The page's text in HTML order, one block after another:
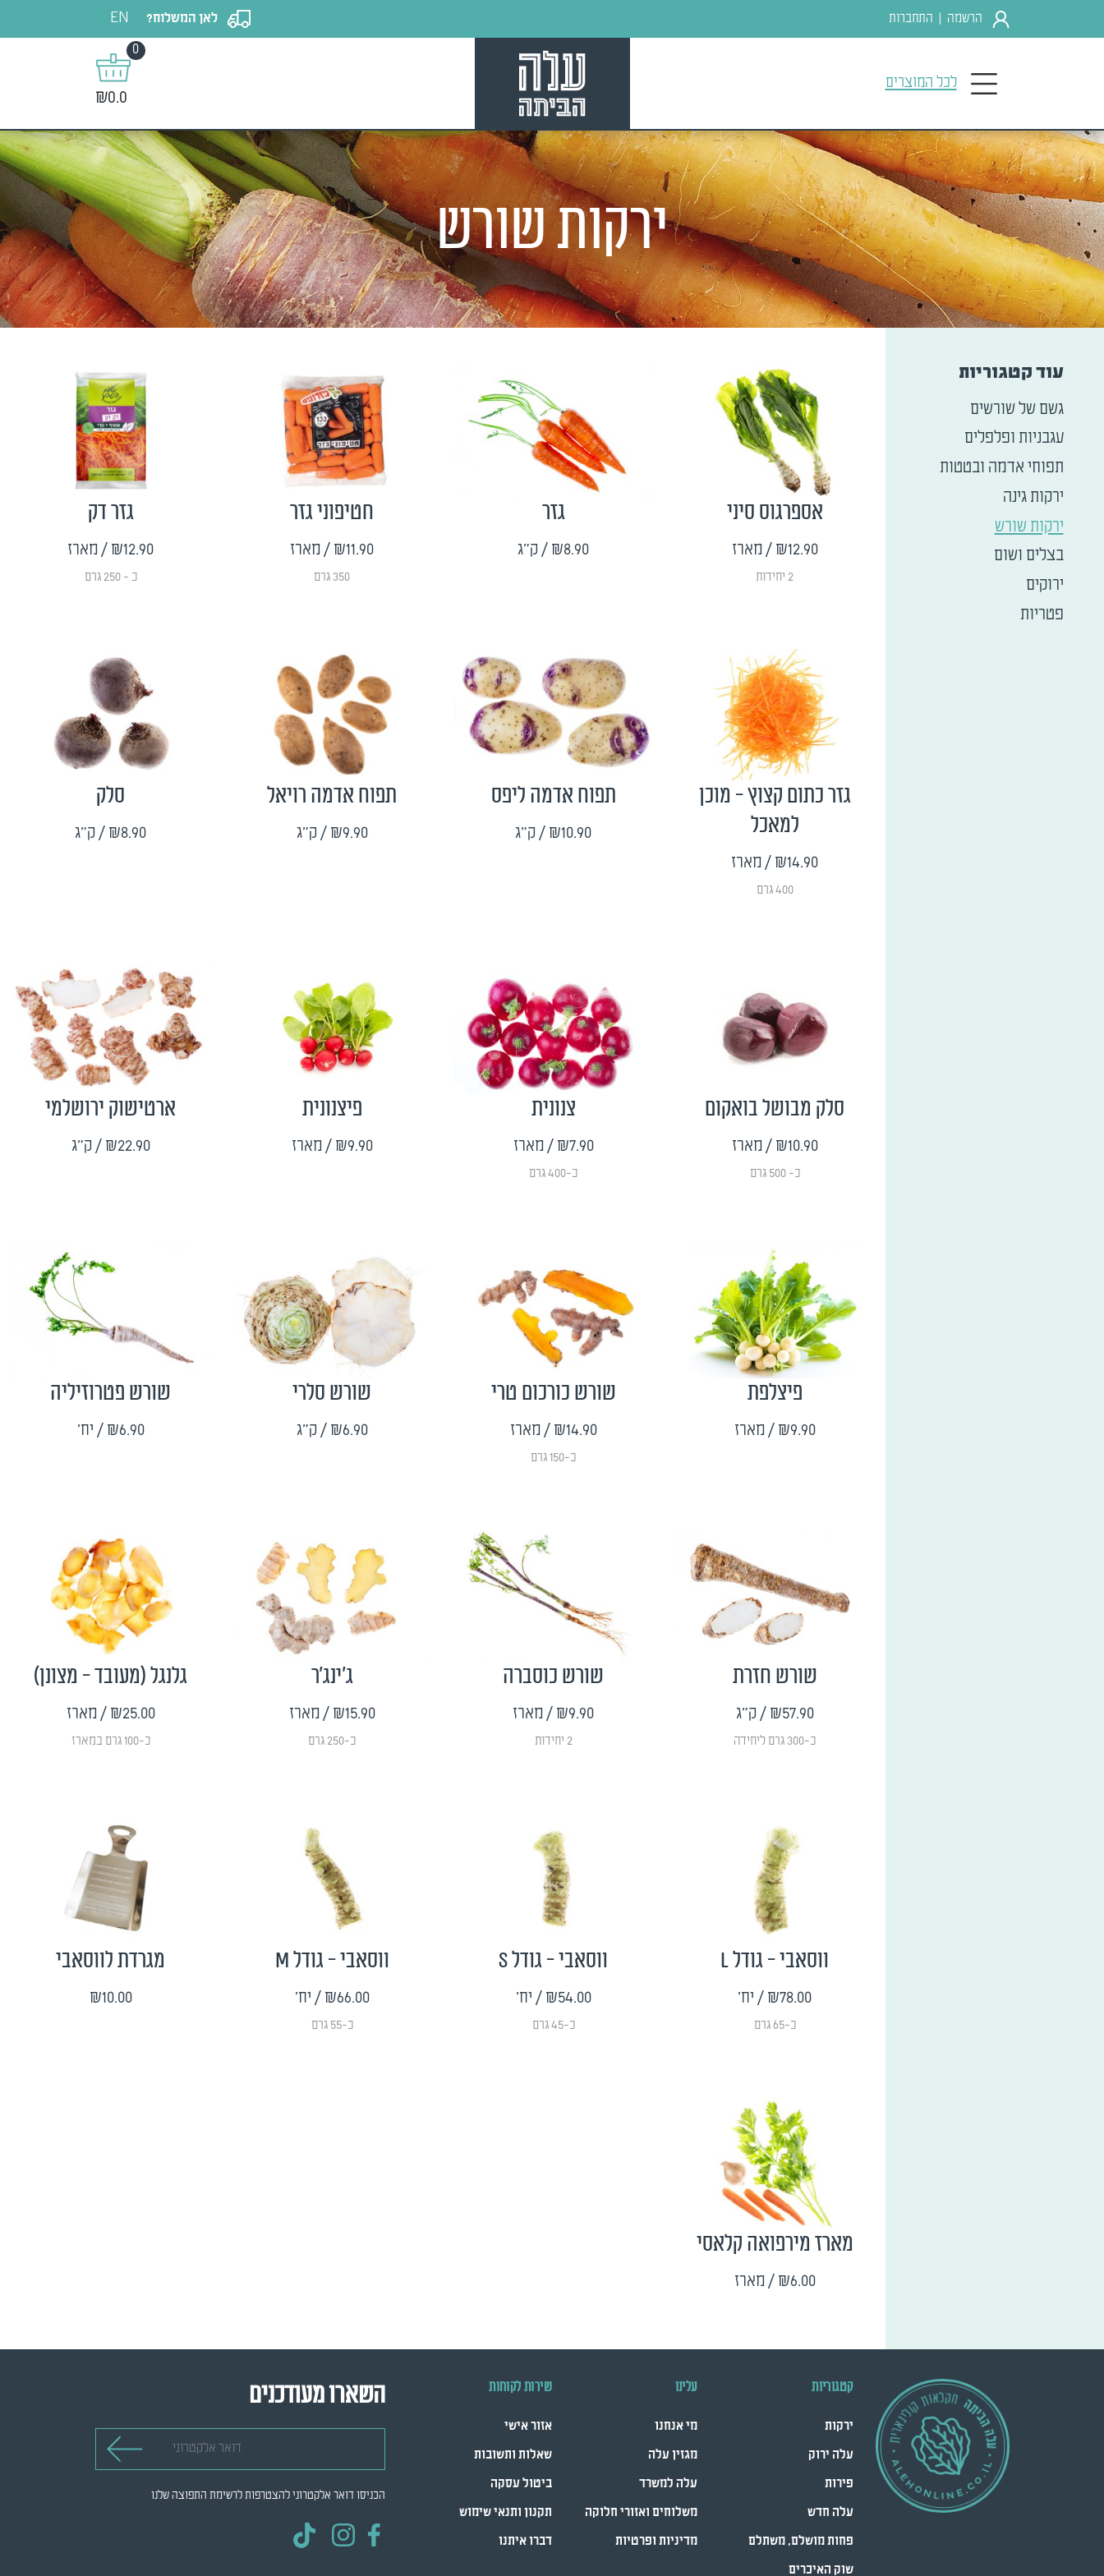
הרשמה התחברות לאן המשלוח? EN
לכל המוצרים
0
₪0.0
ירקות שורש
עוד קטגוריות
גשם של שורשים
עגבניות ופלפלים
תפוחי אדמה ובטטות
ירקות גינה
ירקות שורש
בצלים ושום
ירוקים
פטריות
אספרגוס סיני
₪12.90 / מארז
2 יחידות
גזר
₪8.90/ ק"ג
חטיפוני גזר
₪11.90/ מארז
350 גרם
גזר דק
₪12.90/ מארז
כ - 250 גרם
גזר כתום קצוץ - מוכן
למאכל
₪14.90/ מארז
400 גרם
תפוח אדמה ליפס
₪10.90/ ק"ג
תפוח אדמה רויאל
₪9.90 / ק"ג
סלק
₪8.90/ ק"ג
סלק מבושל בואקום
₪10.90 / מארז
כ- 500 גרם
צנונית
₪7.90 / מארז
כ-400 גרם
פיצנונית
₪9.90 / מארז
ארטישוק ירושלמי
₪22.90 / ק"ג
פיצלפת
₪9.90 / מארז
שורש כורכום טרי
₪14.90 / מארז
כ-150 גרם
שורש סלרי
₪6.90 / ק"ג
שורש פטרוזיליה
₪6.90 / יח'
שורש חזרת
₪57.90 / ק"ג
כ-300 גרם ליחידה
שורש כוסברה
₪9.90/ מארז
2 יחידות
ג'ינג'ר
₪15.90 / מארז
כ-250 גרם
גלנגל (מעובד - מצונן)
₪25.00 / מארז
כ-100 גרם במארז
ווסאבי - גודל L
₪78.00/ יח'
כ-65 גרם
ווסאבי - גודל S
₪54.00 / יח'
כ-45 גרם
ווסאבי - גודל M
₪66.00 / יח'
כ-55 גרם
מגרדת לווסאבי
₪10.00
מארז מירפואה קלאסי
₪6.00 / מארז
קטגוריות
ירקות
עלה ירוק
פירות
עלה חדש
פחות מושלם, משתלם
שוק האיכרים
עלינו
מי אנחנו
מגזין עלה
עלה למשרד
משלוחים ואזורי חלוקה
מדיניות ופרטיות
שירות לקוחות
אזור אישי
שאלות ותשובות
ביטול עסקה
תקנון ותנאי שימוש
דברו איתנו
השארו מעודכנים
הכניסו דואר אלקטרוני להצטרפות לרשימת התפוצה שלנו